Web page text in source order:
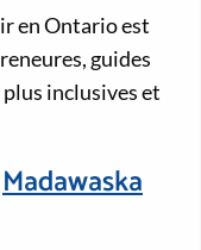
en Ontario est
guides
inclusives et
Madawaska